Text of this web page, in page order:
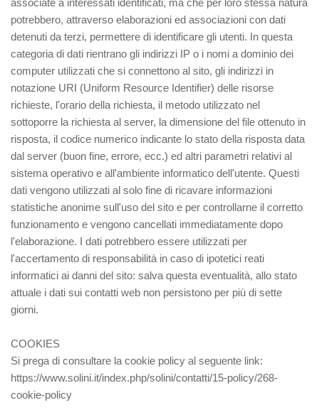
associate a interessati identificati, ma che per loro stessa natura
potrebbero, attraverso elaborazioni ed associazioni con dati
detenuti da terzi, permettere di identificare gli utenti. In questa
categoria di dati rientrano gli indirizzi IP o i nomi a dominio dei
computer utilizzati che si connettono al sito, gli indirizzi in
notazione URI (Uniform Resource Identifier) delle risorse
richieste, l'orario della richiesta, il metodo utilizzato nel
sottoporre la richiesta al server, la dimensione del file ottenuto in
risposta, il codice numerico indicante lo stato della risposta data
dal server (buon fine, errore, ecc.) ed altri parametri relativi al
sistema operativo e all'ambiente informatico dell'utente. Questi
dati vengono utilizzati al solo fine di ricavare informazioni
statistiche anonime sull'uso del sito e per controllarne il corretto
funzionamento e vengono cancellati immediatamente dopo
l'elaborazione. I dati potrebbero essere utilizzati per
l'accertamento di responsabilità in caso di ipotetici reati
informatici ai danni del sito: salva questa eventualità, allo stato
attuale i dati sui contatti web non persistono per più di sette
giorni.
COOKIES
Si prega di consultare la cookie policy al seguente link:
https://www.solini.it/index.php/solini/contatti/15-policy/268-
cookie-policy